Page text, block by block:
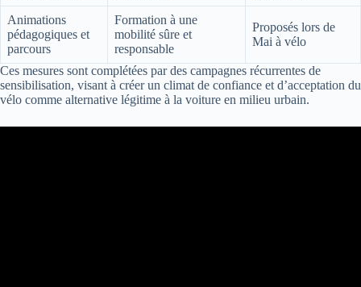
Animations
pédagogiques et
parcours
Formation à une
mobilité sûre et
responsable
Proposés lors de
Mai à vélo
Ces mesures sont complétées par des campagnes récurrentes de
sensibilisation, visant à créer un climat de confiance et d’acceptation du
vélo comme alternative légitime à la voiture en milieu urbain.